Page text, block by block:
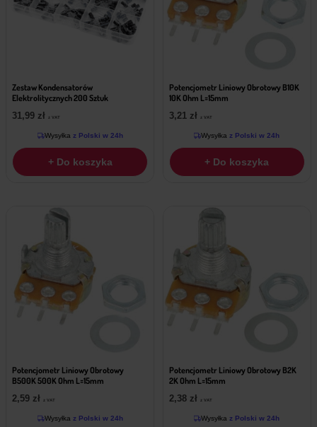
Zestaw Kondensatorów
Elektrolitycznych 200 Sztuk
31,99 zł z VAT
Wysyłka z Polski w 24h
+ Do koszyka
Potencjometr Liniowy Obrotowy B10K
10K Ohm L=15mm
3,21 zł z VAT
Wysyłka z Polski w 24h
+ Do koszyka
Potencjometr Liniowy Obrotowy
B500K 500K Ohm L=15mm
2,59 zł z VAT
Wysyłka z Polski w 24h
Potencjometr Liniowy Obrotowy B2K
2K Ohm L=15mm
2,38 zł z VAT
Wysyłka z Polski w 24h